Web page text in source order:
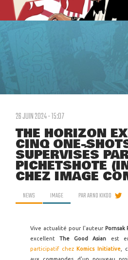
26 JUIN 2024 - 15:07
THE HORIZON
CINQ ONE-
SUPERVISÉS
PICHETSHOTE
CHEZ IMAGE
NEWS IMAGE PARARNO KIKOO
Vive actualité pour l'auteur Pornsak
excellentThe Good Asian est
participatif chez Komics Initiative ,